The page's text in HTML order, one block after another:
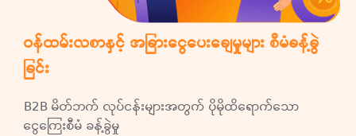
ဝန်ထမ်းလစာနှင့် အခြားငွေပေးချေမှုများ စီမံခန့်ခွဲ
ခြင်း
B2B မိတ်ဘက် လုပ်ငန်းများအတွက် ပိုမိုထိရောက်သော
ငွေကြေးစီမံ ခန့်ခွဲမှု